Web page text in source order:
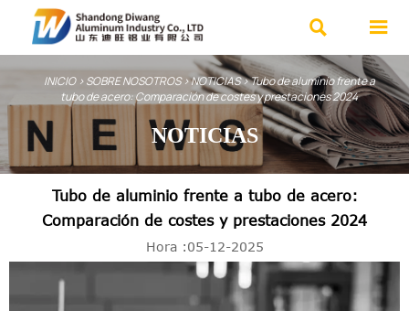
 
INICIO>SOBRE NOSOTROS>NOTICIAS>Tubo de aluminio frente a
tubo de acero: Comparación de costes y prestaciones 2024
NOTICIAS
Tubo de aluminio frente a tubo de acero:
Comparación de costes y prestaciones 2024
Hora :05-12-2025